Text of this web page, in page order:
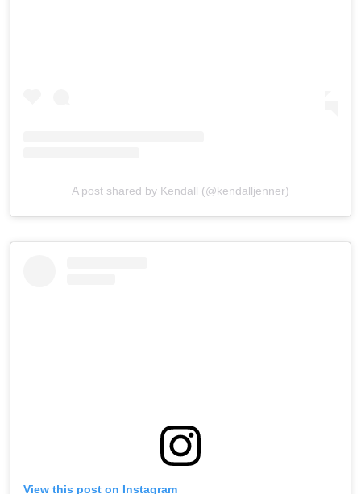
A post shared by Kendall (@kendalljenner)
View this post on Instagram